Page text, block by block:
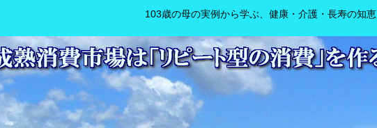
103歳の母の実例から学ぶ、健康・介護・長寿の知恵